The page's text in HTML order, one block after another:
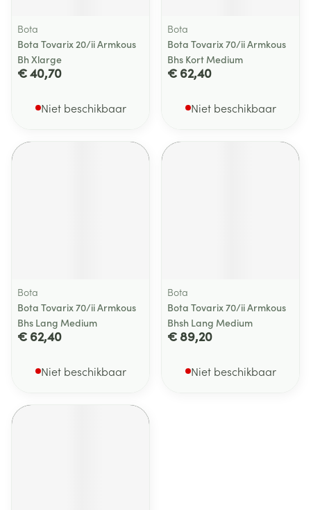
Bota
Bota Tovarix 20/ii Armkous
Bh Xlarge
€ 40,70
Niet beschikbaar
Bota
Bota Tovarix 70/ii Armkous
Bhs Kort Medium
€ 62,40
Niet beschikbaar
Bota
Bota Tovarix 70/ii Armkous
Bhs Lang Medium
€ 62,40
Niet beschikbaar
Bota
Bota Tovarix 70/ii Armkous
Bhsh Lang Medium
€ 89,20
Niet beschikbaar